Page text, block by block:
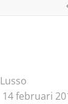
Lusso
14 februari